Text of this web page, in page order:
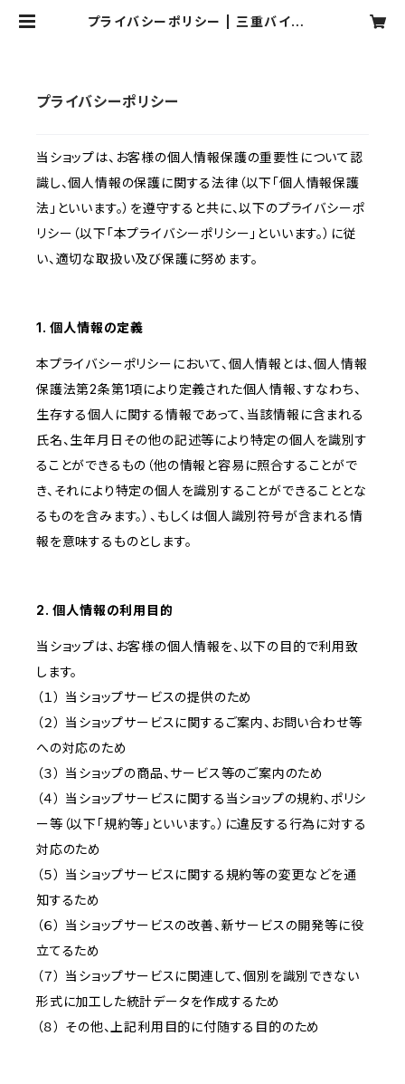
プライバシーポリシー | 三重バイオレ
プライバシーポリシー
当ショップは、お客様の個人情報保護の重要性について認
識し、個人情報の保護に関する法律（以下「個人情報保護
法」といいます。）を遵守すると共に、以下のプライバシーポ
リシー（以下「本プライバシーポリシー」といいます。）に従
い、適切な取扱い及び保護に努めます。
1. 個人情報の定義
本プライバシーポリシーにおいて、個人情報とは、個人情報
保護法第2条第1項により定義された個人情報、すなわち、
生存する個人に関する情報であって、当該情報に含まれる
氏名、生年月日その他の記述等により特定の個人を識別す
ることができるもの（他の情報と容易に照合することがで
き、それにより特定の個人を識別することができることとな
るものを含みます。）、もしくは個人識別符号が含まれる情
報を意味するものとします。
2. 個人情報の利用目的
当ショップは、お客様の個人情報を、以下の目的で利用致
します。
（１） 当ショップサービスの提供のため
（２） 当ショップサービスに関するご案内、お問い合わせ等
への対応のため
（３） 当ショップの商品、サービス等のご案内のため
（４） 当ショップサービスに関する当ショップの規約、ポリシ
ー等（以下「規約等」といいます。）に違反する行為に対する
対応のため
（５） 当ショップサービスに関する規約等の変更などを通
知するため
（６） 当ショップサービスの改善、新サービスの開発等に役
立てるため
（７） 当ショップサービスに関連して、個別を識別できない
形式に加工した統計データを作成するため
（８） その他、上記利用目的に付随する目的のため